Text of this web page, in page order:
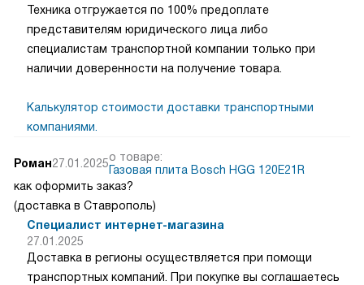
Техника отгружается по 100% предоплате
представителям юридического лица либо
специалистам транспортной компании только при
наличии доверенности на получение товара.
Калькулятор стоимости доставки транспортными
компаниями.
Роман27.01.2025о товаре:
Газовая плита Bosch HGG 120E21R
как оформить заказ?
(доставка в Ставрополь)
Специалист интернет-магазина
27.01.2025
Доставка в регионы осуществляется при помощи
транспортных компаний. При покупке вы соглашаетесь